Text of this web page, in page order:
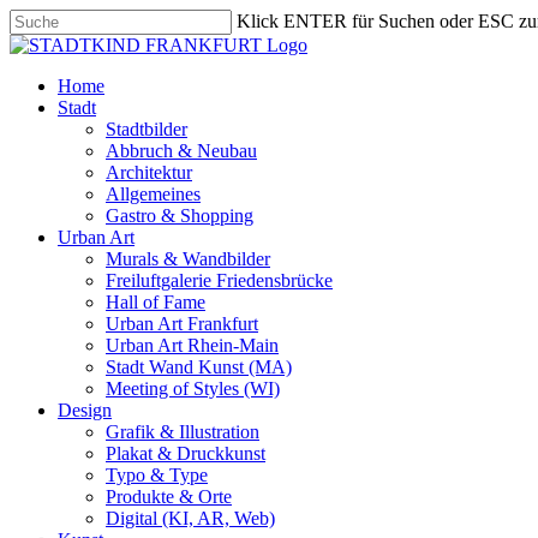
Skip
to
content
Klick ENTER für Suchen oder ESC
Close
search
Menu
Home
Stadt
Stadtbilder
Abbruch & Neubau
Architektur
Allgemeines
Gastro & Shopping
Urban Art
Murals & Wandbilder
Freiluftgalerie Friedensbrücke
Hall of Fame
Urban Art Frankfurt
Urban Art Rhein-Main
Stadt Wand Kunst (MA)
Meeting of Styles (WI)
Design
Grafik & Illustration
Plakat & Druckkunst
Typo & Type
Produkte & Orte
Digital (KI, AR, Web)